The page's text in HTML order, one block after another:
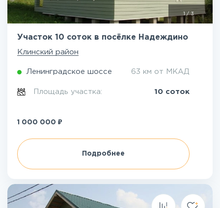
1/3
Участок 10 соток в посёлке Надеждино
Клинский район
Ленинградское шоссе 63 км от МКАД
Площадь участка: 10 соток
1 000 000 ₽
Подробнее